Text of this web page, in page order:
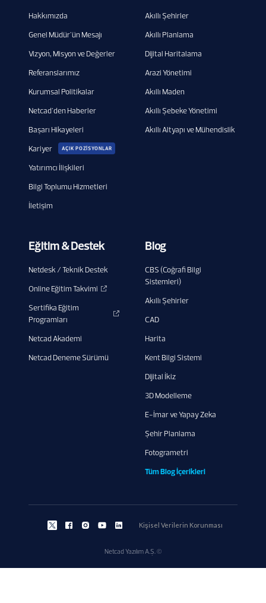
Hakkımızda
Genel Müdür'ün Mesajı
Vizyon, Misyon ve Değerler
Referanslarımız
Kurumsal Politikalar
Netcad'den Haberler
Başarı Hikayeleri
Kariyer
AÇIK POZİSYONLAR
Yatırımcı İlişkileri
Bilgi Toplumu Hizmetleri
İletişim
Akıllı Şehirler
Akıllı Planlama
Dijital Haritalama
Arazi Yönetimi
Akıllı Maden
Akıllı Şebeke Yönetimi
Akıllı Altyapı ve Mühendislik
Eğitim & Destek
Netdesk / Teknik Destek
Online Eğitim Takvimi
Sertifika Eğitim
Programları
Netcad Akademi
Netcad Deneme Sürümü
Blog
CBS (Coğrafi Bilgi
Sistemleri)
Akıllı Şehirler
CAD
Harita
Kent Bilgi Sistemi
Dijital İkiz
3D Modelleme
E-İmar ve Yapay Zeka
Şehir Planlama
Fotogrametri
Tüm Blog İçerikleri
Kişisel Verilerin Korunması
Netcad Yazılım A.Ş. ©